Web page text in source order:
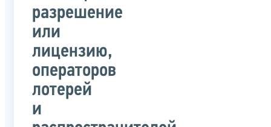
разрешение
или
лицензию,
операторов
лотерей
и